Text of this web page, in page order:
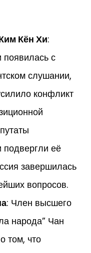
Кён Хи:
с
слушании,
конфликт
подвергли её
завершилась
вопросов.
: Член высшего
народа” Чан
том, что